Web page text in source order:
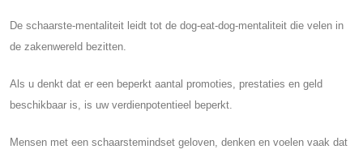
De schaarste-mentaliteit leidt tot de dog-eat-dog-mentaliteit die velen in
de zakenwereld bezitten.
Als u denkt dat er een beperkt aantal promoties, prestaties en geld
beschikbaar is, is uw verdienpotentieel beperkt.
Mensen met een schaarstemindset geloven, denken en voelen vaak dat